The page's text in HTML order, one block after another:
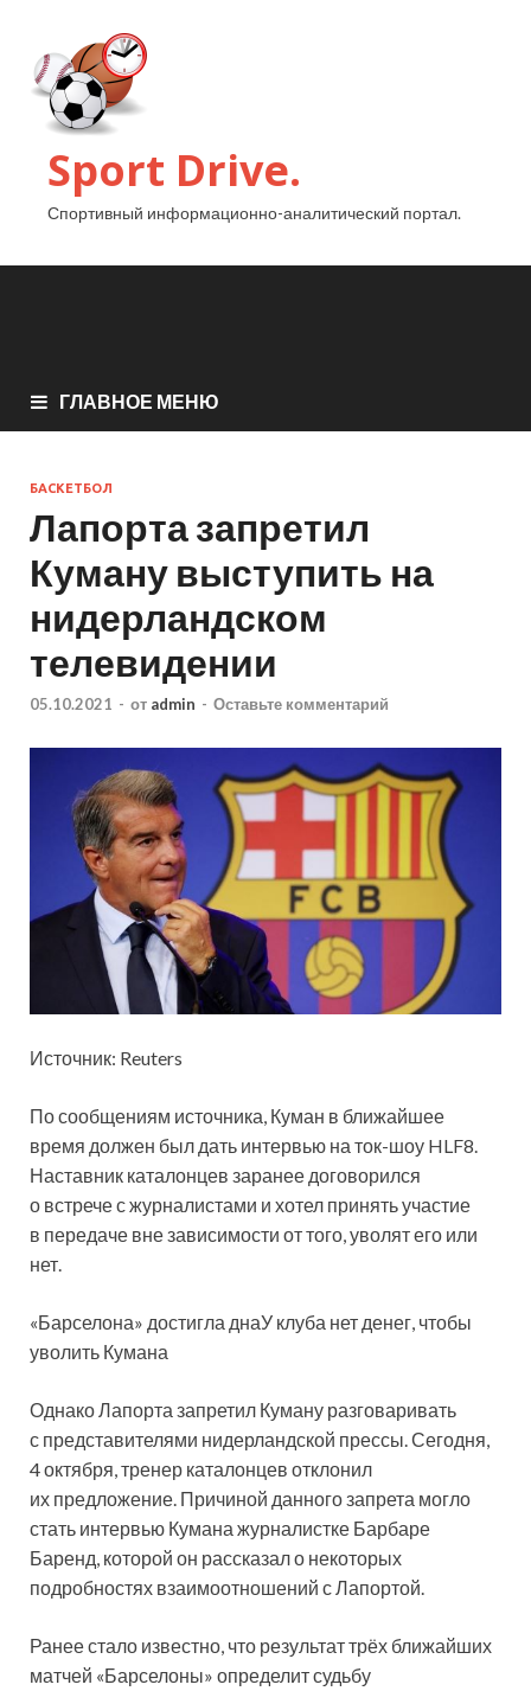
Sport Drive.
Спортивный информационно-аналитический портал.
ГЛАВНОЕ МЕНЮ
БАСКЕТБОЛ
Лапорта запретил
Куману выступить на
нидерландском
телевидении
05.10.2021 - от admin - Оставьте комментарий
Источник: Reuters
По сообщениям источника, Куман в ближайшее
время должен был дать интервью на ток-шоу HLF8.
Наставник каталонцев заранее договорился
о встрече с журналистами и хотел принять участие
в передаче вне зависимости от того, уволят его или
нет.
«Барселона» достигла днаУ клуба нет денег, чтобы
уволить Кумана
Однако Лапорта запретил Куману разговаривать
с представителями нидерландской прессы. Сегодня,
4 октября, тренер каталонцев отклонил
их предложение. Причиной данного запрета могло
стать интервью Кумана журналистке Барбаре
Баренд, которой он рассказал о некоторых
подробностях взаимоотношений с Лапортой.
Ранее стало известно, что результат трёх ближайших
матчей «Барселоны» определит судьбу